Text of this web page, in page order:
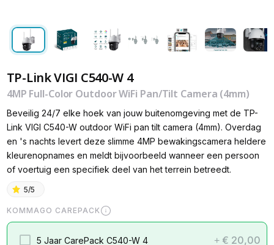
TP-Link VIGI C540-W 4
4MP Full-Color Outdoor WiFi Pan/Tilt Camera (4mm)
Beveilig 24/7 elke hoek van jouw buitenomgeving met de TP-
Link VIGI C540-W outdoor WiFi pan tilt camera (4mm). Overdag
en 's nachts levert deze slimme 4MP bewakingscamera heldere
kleurenopnames en meldt bijvoorbeeld wanneer een persoon
of voertuig een specifiek deel van het terrein betreedt.
5/5
KOMMAGO CAREPACK
5 Jaar CarePack C540-W 4 + € 20,00